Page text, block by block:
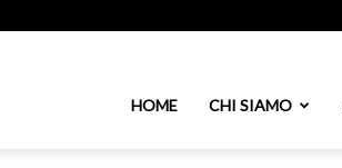
HOME CHI SIAMO